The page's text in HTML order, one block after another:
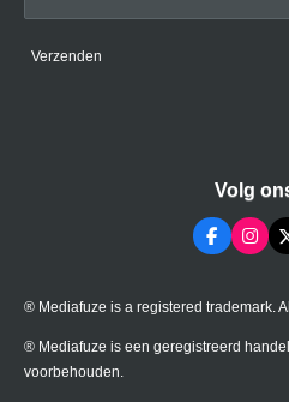
Verzenden
Volg
F
a
b
o
I
n
a
r
® Mediafuze is a registered trademark.
® Mediafuze is een geregistreerd
voorbehouden.